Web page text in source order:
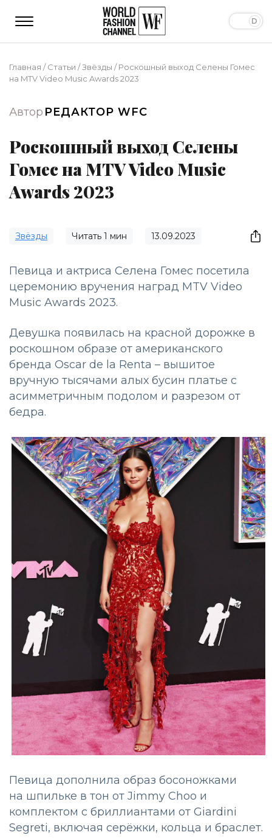
Главная /Статьи /Звёзды /Роскошный выход Селены Гомес
на MTV Video Music Awards 2023
Автор РЕДАКТОР WFC
Роскошный выход Селены
Гомес на MTV Video Music
Awards 2023
Звёзды Читать 1 мин 13.09.2023
Певица и актриса Селена Гомес посетила
церемонию вручения наград MTV Video
Music Awards 2023.
Девушка появилась на красной дорожке в
роскошном образе от американского
бренда Oscar de la Renta – вышитое
вручную тысячами алых бусин платье с
асимметричным подолом и разрезом от
бедра.
Певица дополнила образ босоножками
на шпильке в тон от Jimmy Choo и
комплектом с бриллиантами от Giardini
Segreti, включая серёжки, кольца и браслет.